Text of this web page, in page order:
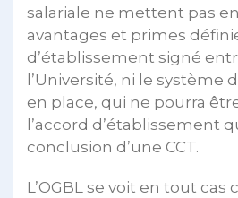
salariale ne mettent pas
avantages et primes
d’établissement signé
l’Université, ni le système
en place, qui ne pourra
l’accord d’établissement
conclusion d’une CCT.
L’OGBL se voit en tout cas